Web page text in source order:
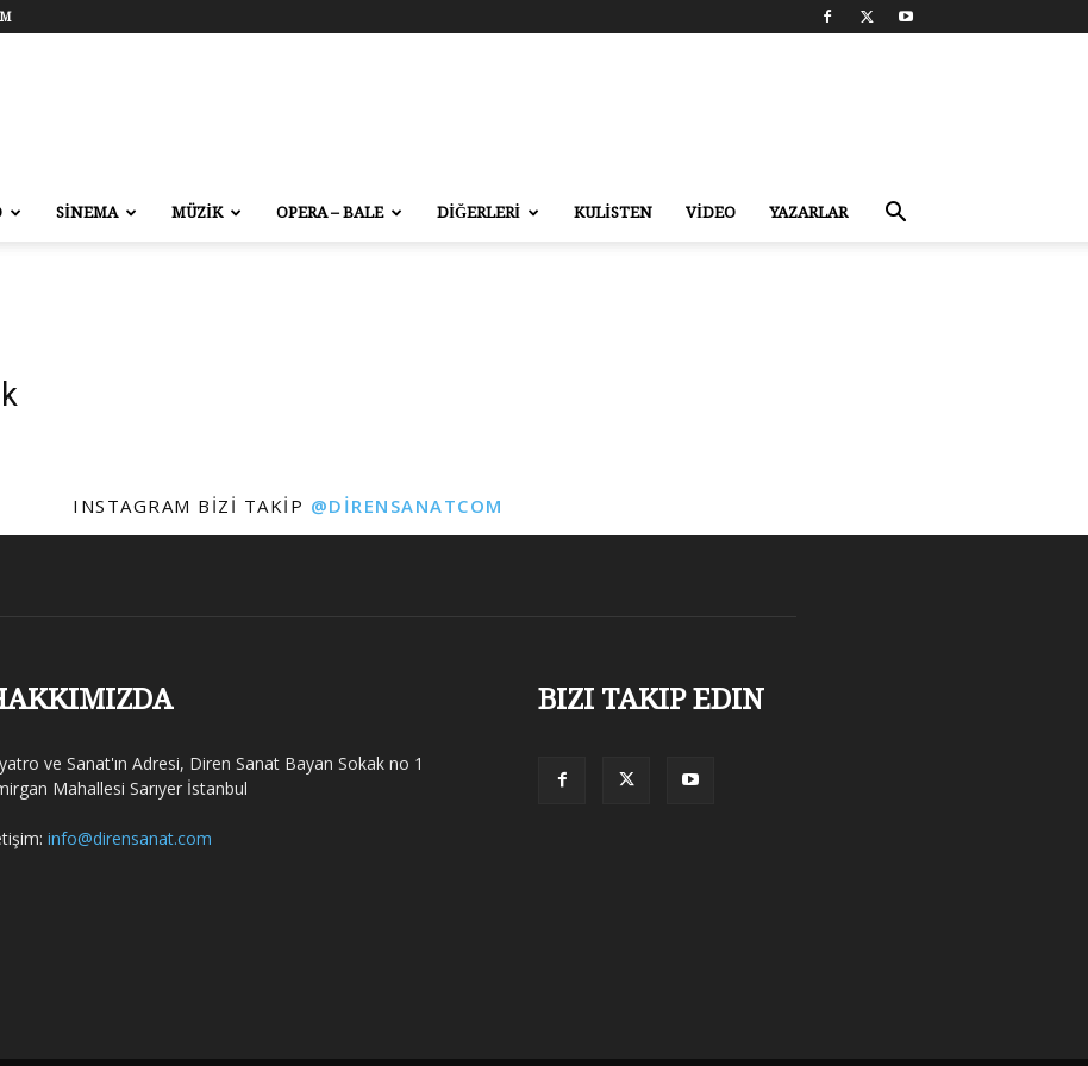
SİNEMA MÜZİK OPERA – BALE DİĞERLERİ KULİSTEN VİDEO YAZARLAR
INSTAGRAM BIZI TAKIP @DIRENSANATCOM
ve Sanat'ın Adresi, Diren Sanat Bayan Sokak no 1
Mahallesi Sarıyer İstanbul
info@dirensanat.com
BIZI TAKIP EDIN